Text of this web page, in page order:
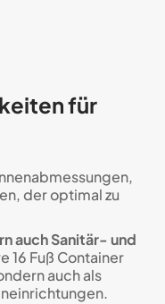
für
der optimal zu
auch Sanitär- und
16 Fuß Container
auch als